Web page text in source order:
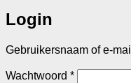
Login
Gebruikersnaam of e-
Wachtwoord *Vereist